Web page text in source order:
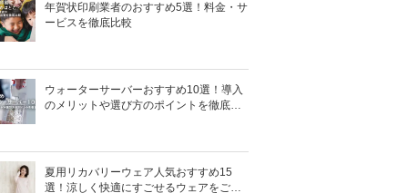
年賀状印刷業者のおすすめ5選！料金・サ
ービスを徹底比較
ウォーターサーバーおすすめ10選！導入
のメリットや選び方のポイントを徹底解
夏用リカバリーウェア人気おすすめ15
選！涼しく快適にすごせるウェアをご紹